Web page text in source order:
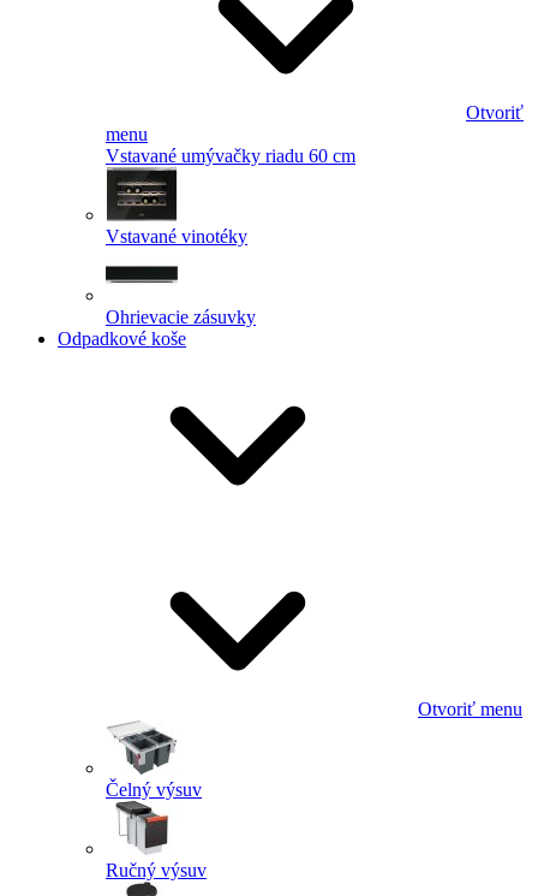
Otvoriť
menu
Vstavané umývačky riadu 60 cm
Vstavané vinotéky
Ohrievacie zásuvky
Odpadkové koše
Otvoriť menu
Čelný výsuv
Ručný výsuv